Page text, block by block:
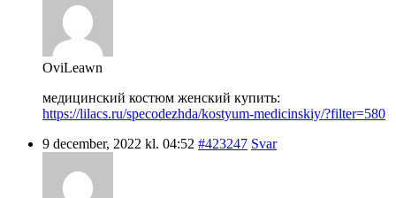
OviLeawn
медицинский костюм женский купить:
https://lilacs.ru/specodezhda/kostyum-medicinskiy/?filter=580
9 december, 2022 kl. 04:52 #423247 Svar